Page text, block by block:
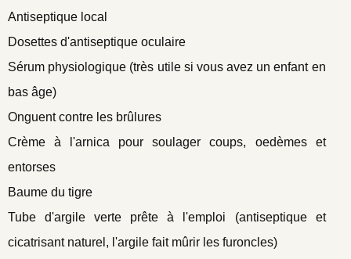
Antiseptique local
Dosettes d'antiseptique oculaire
Sérum physiologique (très utile si vous avez un enfant en
bas âge)
Onguent contre les brûlures
Crème à l'arnica pour soulager coups, oedèmes et
entorses
Baume du tigre
Tube d'argile verte prête à l'emploi (antiseptique et
cicatrisant naturel, l'argile fait mûrir les furoncles)